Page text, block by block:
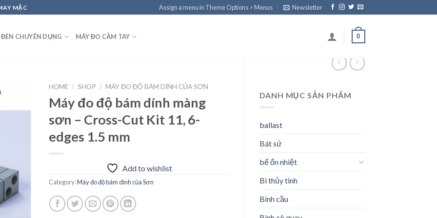
MẶC Assign a menu in Theme Options > Menus Newsletter
CHUYÊN DỤNG MÁY ĐO CẦM TAY 0
DANH MỤC SẢN PHẨM
ballast
Bát sứ
bể ổn nhiệt
Bi thủy tinh
Bình cầu
HOME / SHOP / MÁY ĐO ĐỘ BÁM DÍNH CỦA SƠN
Máy đo độ bám dính màng
sơn – Cross-Cut Kit 11, 6-
edges 1.5 mm
Add to wishlist
Category:Máy đo độ bám dính của Sơn